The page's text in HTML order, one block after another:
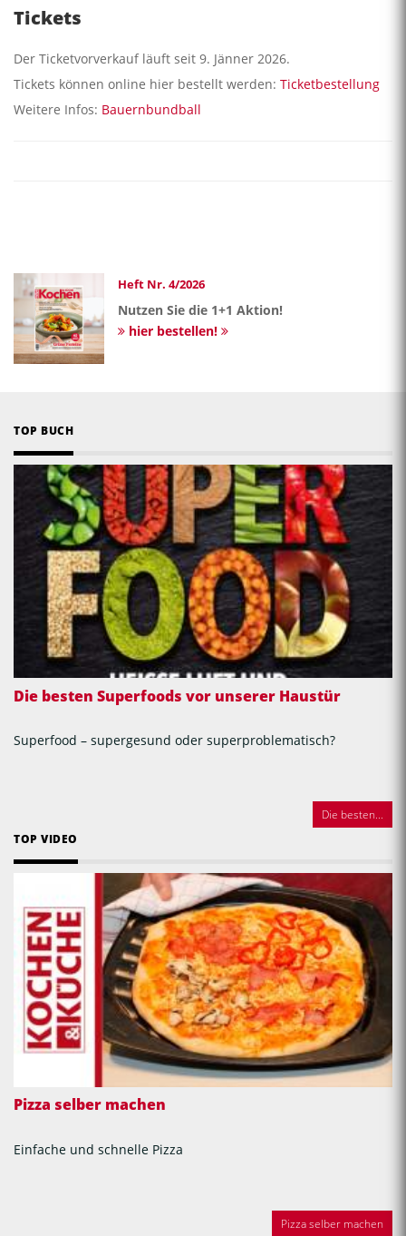
Tickets
Der Ticketvorverkauf läuft seit 9. Jänner 2026.
Tickets können online hier bestellt werden: Ticketbestellung
Weitere Infos: Bauernbundball
Heft Nr. 4/2026
Nutzen Sie die 1+1 Aktion!
hier bestellen!
TOP BUCH
Die besten Superfoods vor unserer Haustür
Superfood – supergesund oder superproblematisch?
Die besten...
TOP VIDEO
Pizza selber machen
Einfache und schnelle Pizza
Pizza selber machen